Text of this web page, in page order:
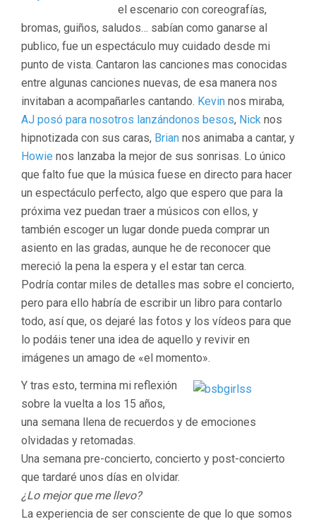
el escenario con coreografías,
bromas, guiños, saludos… sabían como ganarse al
publico, fue un espectáculo muy cuidado desde mi
punto de vista. Cantaron las canciones mas conocidas
entre algunas canciones nuevas, de esa manera nos
invitaban a acompañarles cantando. Kevin nos miraba,
AJ posó para nosotros lanzándonos besos, Nick nos
hipnotizada con sus caras, Brian nos animaba a cantar, y
Howie nos lanzaba la mejor de sus sonrisas. Lo único
que falto fue que la música fuese en directo para hacer
un espectáculo perfecto, algo que espero que para la
próxima vez puedan traer a músicos con ellos, y
también escoger un lugar donde pueda comprar un
asiento en las gradas, aunque he de reconocer que
mereció la pena la espera y el estar tan cerca.
Podría contar miles de detalles mas sobre el concierto,
pero para ello habría de escribir un libro para contarlo
todo, así que, os dejaré las fotos y los vídeos para que
lo podáis tener una idea de aquello y revivir en
imágenes un amago de «el momento».
Y tras esto, termina mi reflexión
sobre la vuelta a los 15 años,
una semana llena de recuerdos y de emociones
olvidadas y retomadas.
Una semana pre-concierto, concierto y post-concierto
que tardaré unos días en olvidar.
¿Lo mejor que me llevo?
La experiencia de ser consciente de que lo que somos